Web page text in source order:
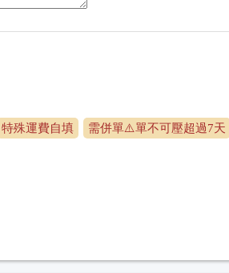
特殊運費自填 需併單⚠️單不可壓超過7天